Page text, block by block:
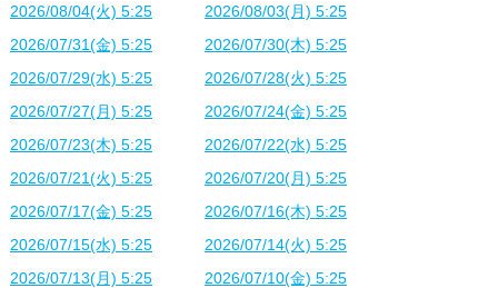
2026/08/04(火) 5:25
2026/08/03(月) 5:25
2026/07/31(金) 5:25
2026/07/30(木) 5:25
2026/07/29(水) 5:25
2026/07/28(火) 5:25
2026/07/27(月) 5:25
2026/07/24(金) 5:25
2026/07/23(木) 5:25
2026/07/22(水) 5:25
2026/07/21(火) 5:25
2026/07/20(月) 5:25
2026/07/17(金) 5:25
2026/07/16(木) 5:25
2026/07/15(水) 5:25
2026/07/14(火) 5:25
2026/07/13(月) 5:25
2026/07/10(金) 5:25